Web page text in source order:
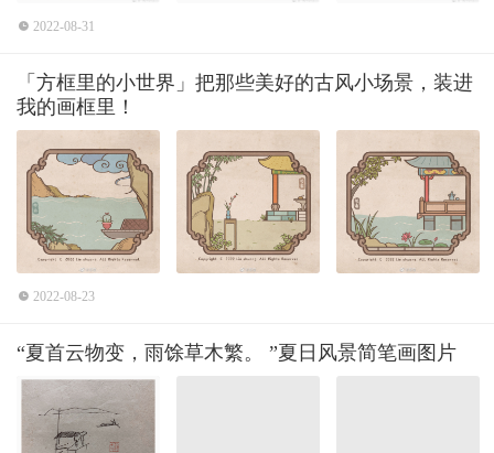
2022-08-31
「方框里的小世界」把那些美好的古风小场景，装进
我的画框里！
2022-08-23
“夏首云物变，雨馀草木繁。 ​​​​”夏日风景简笔画图片